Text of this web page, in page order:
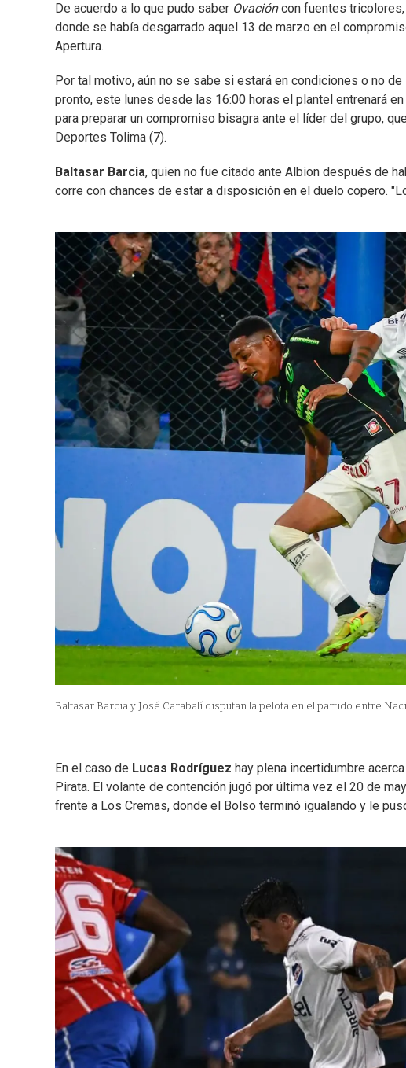
De acuerdo a lo que pudo saber Ovacióncon fuentes tricolores,
donde se había desgarrado aquel 13 de marzo en el
Apertura.
Por tal motivo, aún no se sabe si estará en condiciones o no
pronto, este lunes desde las 16:00 horas el plantel entrenará
para preparar un compromiso bisagra ante el líder del grupo,
Deportes Tolima (7).
Baltasar Barcia, quien no fue citado ante Albion después de
corre con chances de estar a disposición en el duelo copero.
Baltasar Barcia y José Carabalí disputan la pelota en el partido entre
En el caso de Lucas Rodríguez hay plena incertidumbre
Pirata. El volante de contención jugó por última vez el 20 de
frente a Los Cremas, donde el Bolso terminó igualando y le